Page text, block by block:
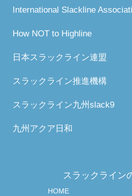
International Slackline
How NOT to Highline
日本スラックライン連盟
スラックライン推進機構
スラックライン九州slack9
九州アクア日和
スラックライン
HOME